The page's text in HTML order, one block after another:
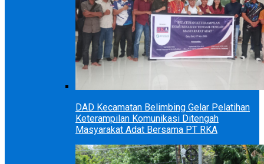
DAD Kecamatan Belimbing Gelar Pelatihan
Keterampilan Komunikasi Ditengah
Masyarakat Adat Bersama PT RKA